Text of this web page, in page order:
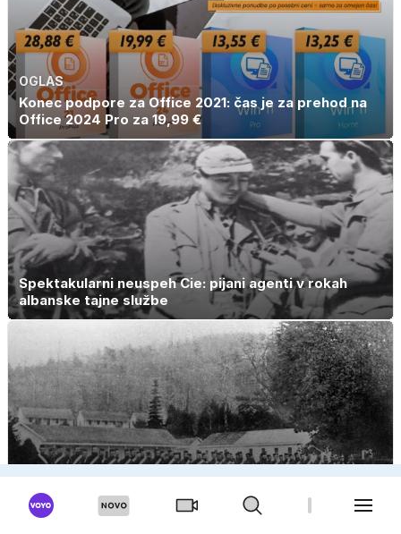
OGLAS
Konec podpore za Office 2021: čas je za prehod na
Office 2024 Pro za 19,99 €
Spektakularni neuspeh Cie: pijani agenti v rokah
albanske tajne službe
'Spopad' velesil z eno žrtvijo – prašičem